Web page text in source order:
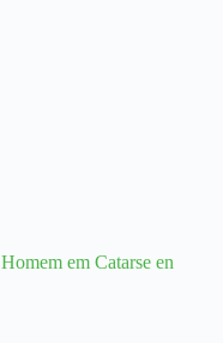
Homem em Catarse en